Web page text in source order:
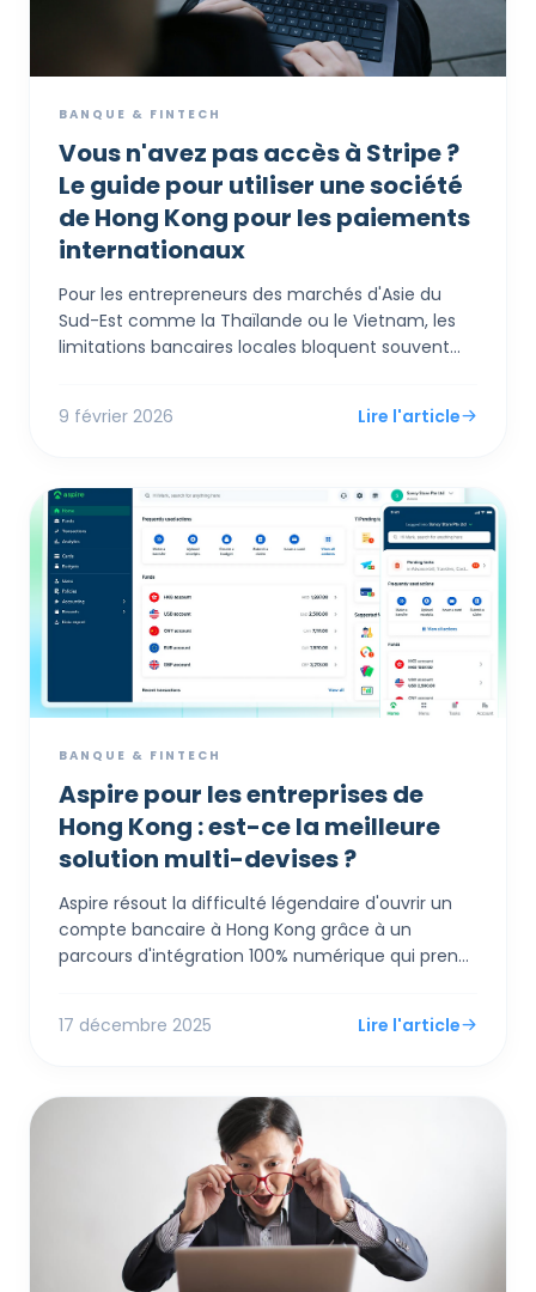
BANQUE & FINTECH
Vous n'avez pas accès à Stripe ?
Le guide pour utiliser une société
de Hong Kong pour les paiements
internationaux
Pour les entrepreneurs des marchés d'Asie du
Sud-Est comme la Thaïlande ou le Vietnam, les
limitations bancaires locales bloquent souvent
L'incorporation d'une entité à Hong Kong agit
restrictions géographiques, d'accéder au
bancaire multi-devises et de traiter les
transactions internationales sans heurts.
9 février 2026 Lire l'article
BANQUE & FINTECH
Aspire pour les entreprises de
Hong Kong : est-ce la meilleure
solution multi-devises ?
Aspire résout la difficulté légendaire d'ouvrir un
compte bancaire à Hong Kong grâce à un
parcours d'intégration 100% numérique qui prend
inférieurs à ceux des banques traditionnelles. Au-
intégrant des comptes multi-devises, des cartes
d'entreprise avec cashback et des outils de
gestion des dépenses directement avec des
logiciels de comptabilité comme Xero.
17 décembre 2025 Lire l'article